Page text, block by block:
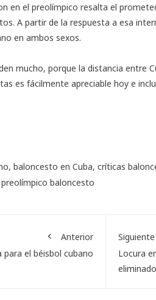
en el preolímpico resalta el
A partir de la respuesta a esa
en ambos sexos.
mucho, porque la distancia entre
es fácilmente apreciable hoy e
, baloncesto en Cuba, críticas
baloncesto
Anterior
el béisbol cubano
Siguiente
Locura